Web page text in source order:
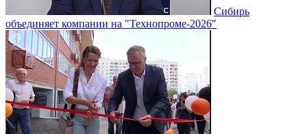
Сибирь
объединяет компании на "Технопроме-2026"